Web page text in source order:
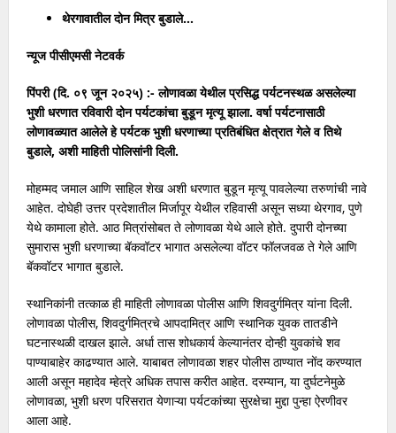
थेरगावातील दोन मित्र बुडाले…
न्यूज पीसीएमसी नेटवर्क
पिंपरी (दि. ०९ जून २०२५) :- लोणावळा येथील प्रसिद्ध पर्यटनस्थळ असलेल्या
भुशी धरणात रविवारी दोन पर्यटकांचा बुडून मृत्यू झाला. वर्षा पर्यटनासाठी
लोणावळ्यात आलेले हे पर्यटक भुशी धरणाच्या प्रतिबंधित क्षेत्रात गेले व तिथे
बुडाले, अशी माहिती पोलिसांनी दिली.
मोहम्मद जमाल आणि साहिल शेख अशी धरणात बुडून मृत्यू पावलेल्या तरुणांची नावे
आहेत. दोघेही उत्तर प्रदेशातील मिर्जापूर येथील रहिवासी असून सध्या थेरगाव, पुणे
येथे कामाला होते. आठ मित्रांसोबत ते लोणावळा येथे आले होते. दुपारी दोनच्या
सुमारास भुशी धरणाच्या बॅकवॉटर भागात असलेल्या वॉटर फॉलजवळ ते गेले आणि
बॅकवॉटर भागात बुडाले.
स्थानिकांनी तत्काळ ही माहिती लोणावळा पोलीस आणि शिवदुर्गमित्र यांना दिली.
लोणावळा पोलीस, शिवदुर्गमित्रचे आपदामित्र आणि स्थानिक युवक तातडीने
घटनास्थळी दाखल झाले. अर्धा तास शोधकार्य केल्यानंतर दोन्ही युवकांचे शव
पाण्याबाहेर काढण्यात आले. याबाबत लोणावळा शहर पोलीस ठाण्यात नोंद करण्यात
आली असून महादेव म्हेत्रे अधिक तपास करीत आहेत. दरम्यान, या दुर्घटनेमुळे
लोणावळा, भुशी धरण परिसरात येणाऱ्या पर्यटकांच्या सुरक्षेचा मुद्दा पुन्हा ऐरणीवर
आला आहे.